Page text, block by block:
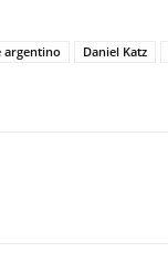
argentino Daniel Katz